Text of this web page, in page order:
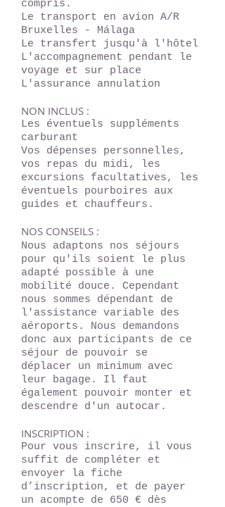
compris.
Le transport en avion A/R
Bruxelles - Málaga
Le transfert jusqu'à l'hôtel
L'accompagnement pendant le
voyage et sur place
L'assurance annulation
NON INCLUS :
Les éventuels suppléments
carburant
Vos dépenses personnelles,
vos repas du midi, les
excursions facultatives, les
éventuels pourboires aux
guides et chauffeurs.
NOS CONSEILS :
Nous adaptons nos séjours
pour qu'ils soient le plus
adapté possible à une
mobilité douce. Cependant
nous sommes dépendant de
l'assistance variable des
aéroports. Nous demandons
donc aux participants de ce
séjour de pouvoir se
déplacer un minimum avec
leur bagage. Il faut
également pouvoir monter et
descendre d'un autocar.
INSCRIPTION :
Pour vous inscrire, il vous
suffit de compléter et
envoyer la fiche
d’inscription, et de payer
un acompte de 650 € dès